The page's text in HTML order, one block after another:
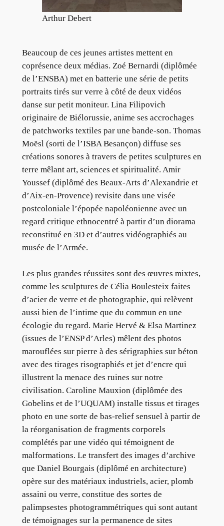
Arthur Debert
Beaucoup de ces jeunes artistes mettent en
coprésence deux médias. Zoé Bernardi (diplômée
de l’ENSBA) met en batterie une série de petits
portraits tirés sur verre à côté de deux vidéos
danse sur petit moniteur. Lina Filipovich
originaire de Biélorussie, anime ses accrochages
de patchworks textiles par une bande-son. Thomas
Moësl (sorti de l’ISBA Besançon) diffuse ses
créations sonores à travers de petites sculptures en
terre mêlant art, sciences et spiritualité. Amir
Youssef (diplômé des Beaux-Arts d’Alexandrie et
d’Aix-en-Provence) revisite dans une visée
postcoloniale l’épopée napoléonienne avec un
regard critique ethnocentré à partir d’un diorama
reconstitué en 3D et d’autres vidéographiés au
musée de l’Armée.
Les plus grandes réussites sont des œuvres mixtes,
comme les sculptures de Célia Boulesteix faites
d’acier de verre et de photographie, qui relèvent
aussi bien de l’intime que du commun en une
écologie du regard. Marie Hervé & Elsa Martinez
(issues de l’ENSP d’Arles) mêlent des photos
marouflées sur pierre à des sérigraphies sur béton
avec des tirages risographiés et jet d’encre qui
illustrent la menace des ruines sur notre
civilisation. Caroline Mauxion (diplômée des
Gobelins et de l’UQUAM) installe tissus et tirages
photo en une sorte de bas-relief sensuel à partir de
la réorganisation de fragments corporels
complétés par une vidéo qui témoignent de
malformations. Le transfert des images d’archive
que Daniel Bourgais (diplômé en architecture)
opère sur des matériaux industriels, acier, plomb
assaini ou verre, constitue des sortes de
palimpsestes photogrammétriques qui sont autant
de témoignages sur la permanence de sites